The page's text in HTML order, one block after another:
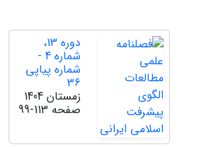
دوره 13،
شماره 4 -
شماره پیاپی
36
زمستان 1404
صفحه 99-113